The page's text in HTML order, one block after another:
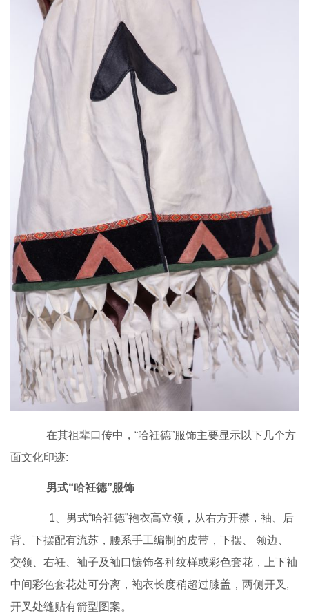
在其祖辈口传中，“哈衽德”服饰主要显示以下几个方
面文化印迹:
男式“哈衽德”服饰
1、男式“哈衽德”袍衣高立领，从右方开襟，袖、后
背、下摆配有流苏，腰系手工编制的皮带，下摆、 领边、
交领、右衽、袖子及袖口镶饰各种纹样或彩色套花，上下袖
中间彩色套花处可分离，袍衣长度稍超过膝盖，两侧开叉,
开叉处缝贴有箭型图案。